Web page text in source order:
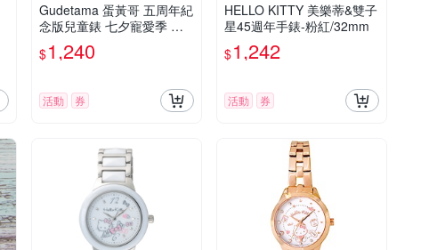
Gudetama 蛋黃哥 五周年紀
念版兒童錶 七夕寵愛季 送
禮推薦-32mm
$1,240
活動 券
HELLO KITTY 美樂蒂&雙子
星45週年手錶-粉紅/32mm
$1,242
活動 券